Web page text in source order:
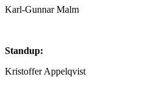
Karl-Gunnar Malm
Standup:
Kristoffer Appelqvist